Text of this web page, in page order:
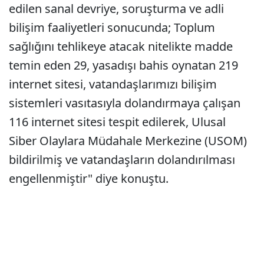
edilen sanal devriye, soruşturma ve adli
bilişim faaliyetleri sonucunda; Toplum
sağlığını tehlikeye atacak nitelikte madde
temin eden 29, yasadışı bahis oynatan 219
internet sitesi, vatandaşlarımızı bilişim
sistemleri vasıtasıyla dolandırmaya çalışan
116 internet sitesi tespit edilerek, Ulusal
Siber Olaylara Müdahale Merkezine (USOM)
bildirilmiş ve vatandaşların dolandırılması
engellenmiştir" diye konuştu.